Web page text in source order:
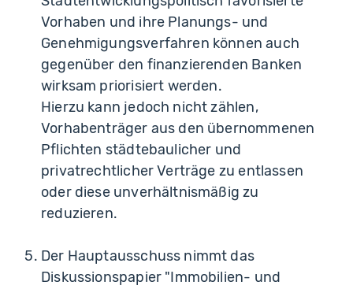
Vorhaben und ihre Planungs- und
Genehmigungsverfahren können auch
gegenüber den finanzierenden Banken
wirksam priorisiert werden.
Hierzu kann jedoch nicht zählen,
Vorhabenträger aus den übernommenen
Pflichten städtebaulicher und
privatrechtlicher Verträge zu entlassen
oder diese unverhältnismäßig zu
reduzieren.
Der Hauptausschuss nimmt das
Diskussionspapier "Immobilien- und